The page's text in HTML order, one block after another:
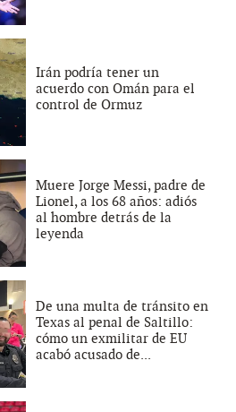
Irán podría tener un
acuerdo con Omán para el
control de Ormuz
Muere Jorge Messi, padre de
Lionel, a los 68 años: adiós
al hombre detrás de la
leyenda
De una multa de tránsito en
Texas al penal de Saltillo:
cómo un exmilitar de EU
acabó acusado de...